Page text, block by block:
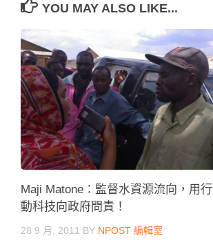
YOU MAY ALSO LIKE...
Maji Matone：監督水資源流向，用行
動科技向政府問責！
28 9 月, 2011 BY NPOST 編輯室